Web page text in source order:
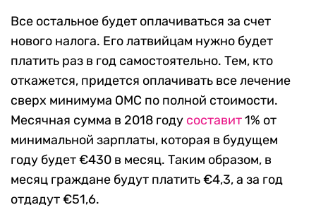
Все остальное будет оплачиваться за счет
нового налога. Его латвийцам нужно будет
платить раз в год самостоятельно. Тем, кто
откажется, придется оплачивать все лечение
сверх минимума ОМС по полной стоимости.
Месячная сумма в 2018 году составит1% от
минимальной зарплаты, которая в будущем
году будет €430 в месяц. Таким образом, в
месяц граждане будут платить €4,3, а за год
отдадут €51,6.